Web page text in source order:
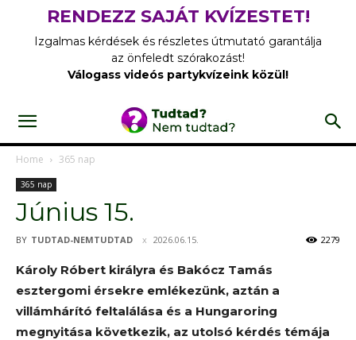
RENDEZZ SAJÁT KVÍZESTET!
Izgalmas kérdések és részletes útmutató garantálja
az önfeledt szórakozást!
Válogass videós partykvízeink közül!
Home 365 nap
365 nap
Június 15.
BY TUDTAD-NEMTUDTAD 2026.06.15. 2279
Károly Róbert királyra és Bakócz Tamás
esztergomi érsekre emlékezünk, aztán a
villámhárító feltalálása és a Hungaroring
megnyitása következik, az utolsó kérdés témája